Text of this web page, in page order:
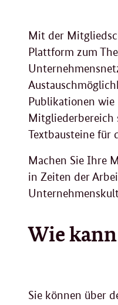
Mit der
Plattform zum
Publikationen
Mitgliederbereich
Textbausteine für
Machen Sie Ihre
in Zeiten der
Wie
Sie können über